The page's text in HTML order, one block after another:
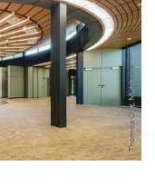
Thomas Ott, Mühltal